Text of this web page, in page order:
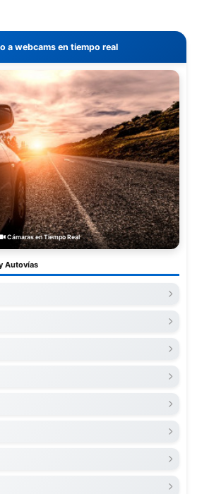
a webcams en tiempo real
Cámaras en Tiempo Real
Autovías